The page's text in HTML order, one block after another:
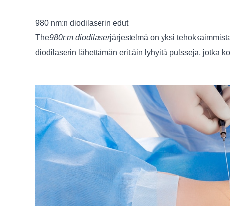
980 nm:n diodilaserin edut
The980nm diodilaserjärjestelmä on yksi
diodilaserin lähettämän erittäin lyhyitä pulsseja, jotka